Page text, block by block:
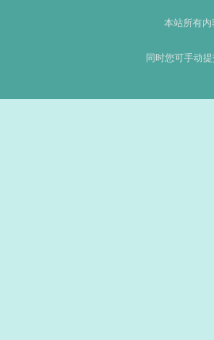
本站所有
同时您可手动